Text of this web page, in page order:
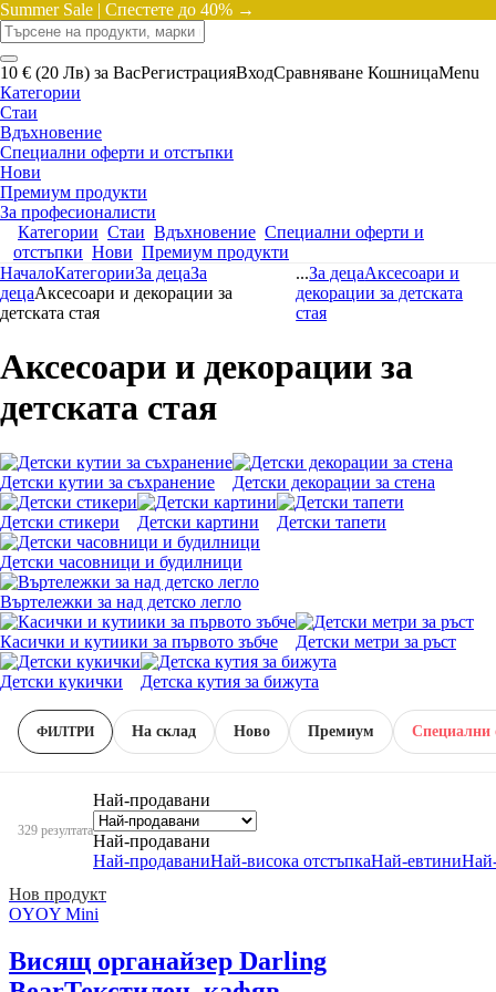
Summer Sale | Спестете до 40% →
10 € (20 Лв) за ВасРегистрацияВходСравняване КошницаMenu
Категории
Стаи
Вдъхновение
Специални оферти и отстъпки
Нови
Премиум продукти
За професионалисти
Категории Стаи Вдъхновение Специални оферти и
отстъпки Нови Премиум продукти
НачалоКатегорииЗа децаЗа
децаАксесоари и декорации за
детската стая
...За децаАксесоари и
декорации за детската
стая
Аксесоари и декорации за
детската стая
Детски кутии за съхранение Детски декорации за стена
Детски стикери Детски картини Детски тапети
Детски часовници и будилници
Въртележки за над детско легло
Касички и кутиики за първото зъбче Детски метри за ръст
Детски кукички Детска кутия за бижута
ФИЛТРИ Премиум Специални
Новo
На склад
329 резултата
Най-продавани
Най-продавани
Най-продаваниНай-висока отстъпкаНай-евтини
Нов продукт
OYOY Mini
Висящ органайзер Darling